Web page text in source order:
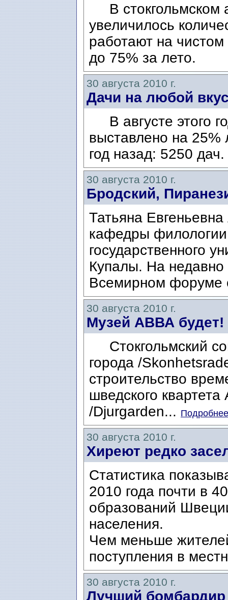
В стокгольмском
увеличилось
работают на чистом
до 75% за лето.
30 августа 2010 г.
Дачи на любой
В августе этого
выставлено на
год назад: 5250 дач.
30 августа 2010 г.
Бродский,
Татьяна
кафедры филологии
государственного
Купалы. На
Всемирном форуме
30 августа 2010 г.
Музей АВВА
Стокгольмский
города /
строительство
шведского
/Djurgarden...
30 августа 2010 г.
Хиреют редко
Cтатистика
2010 года почти в
образований
населения.
Чем меньше
поступления в
30 августа 2010 г.
Лучший